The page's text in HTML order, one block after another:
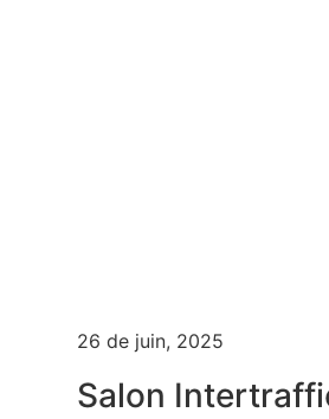
26 de juin, 2025
Salon